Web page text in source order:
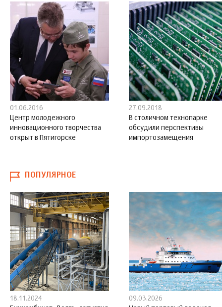
01.06.2016
Центр молодежного
инновационного творчества
открыт в Пятигорске
27.09.2018
В столичном технопарке
обсудили перспективы
импортозамещения
ПОПУЛЯРНОЕ
18.11.2024
09.03.2026